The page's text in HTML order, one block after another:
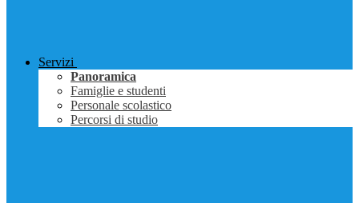
Servizi
Panoramica
Famiglie e studenti
Personale scolastico
Percorsi di studio